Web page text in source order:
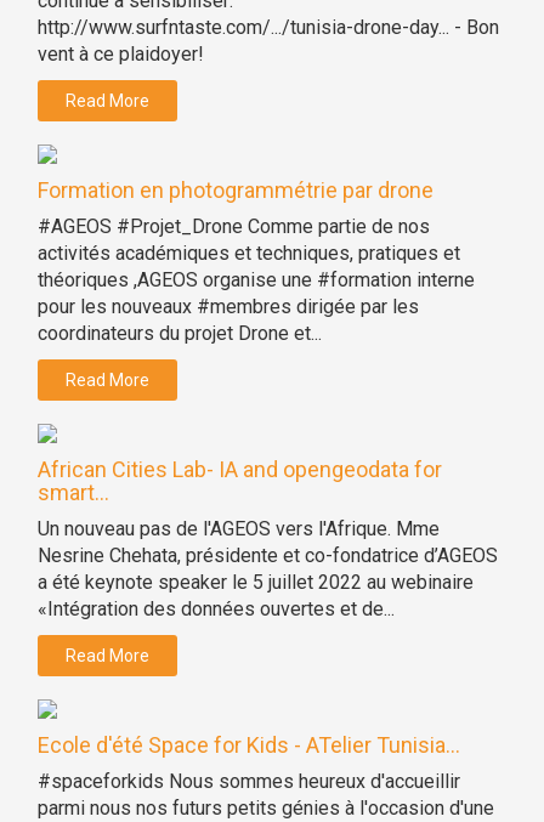
http://www.surfntaste.com/.../tunisia-drone-day... - Bon
vent à ce plaidoyer!
Read More
Formation en photogrammétrie par drone
#AGEOS #Projet_Drone Comme partie de nos
activités académiques et techniques, pratiques et
théoriques ,AGEOS organise une #formation interne
pour les nouveaux #membres dirigée par les
coordinateurs du projet Drone et...
Read More
African Cities Lab- IA and opengeodata for
smart...
Un nouveau pas de l'AGEOS vers l'Afrique. Mme
Nesrine Chehata, présidente et co-fondatrice d’AGEOS
a été keynote speaker le 5 juillet 2022 au webinaire
«Intégration des données ouvertes et de...
Read More
Ecole d'été Space for Kids - ATelier Tunisia...
#spaceforkids Nous sommes heureux d'accueillir
parmi nous nos futurs petits génies à l'occasion d'une